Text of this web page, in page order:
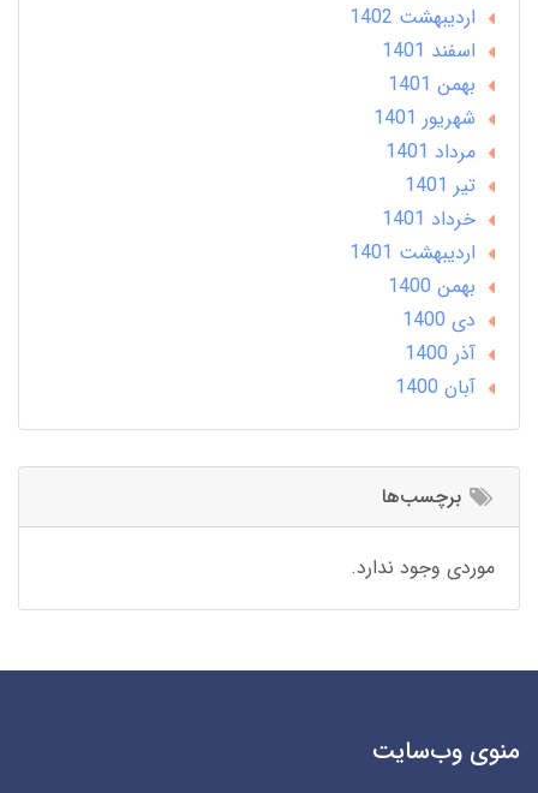
ارديبهشت 1402
اسفند 1401
بهمن 1401
شهریور 1401
مرداد 1401
تير 1401
خرداد 1401
ارديبهشت 1401
بهمن 1400
دی 1400
آذر 1400
آبان 1400
برچسب‌ها
موردی وجود ندارد.
منوی وب‌سایت